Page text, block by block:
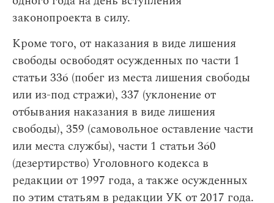
законопроекта в силу.
Кроме того, от наказания в виде лишения
свободы освободят осужденных по части 1
статьи 336 (побег из места лишения свободы
или из-под стражи), 337 (уклонение от
отбывания наказания в виде лишения
свободы), 359 (самовольное оставление части
или места службы), части 1 статьи 360
(дезертирство) Уголовного кодекса в
редакции от 1997 года, а также осужденных
по этим статьям в редакции УК от 2017 года.